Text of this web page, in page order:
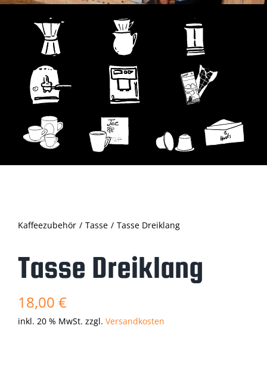
Kaffeezubehör Tasse Tasse Dreiklang
Tasse Dreiklang
18,00 €
inkl. 20 % MwSt. zzgl. Versandkosten